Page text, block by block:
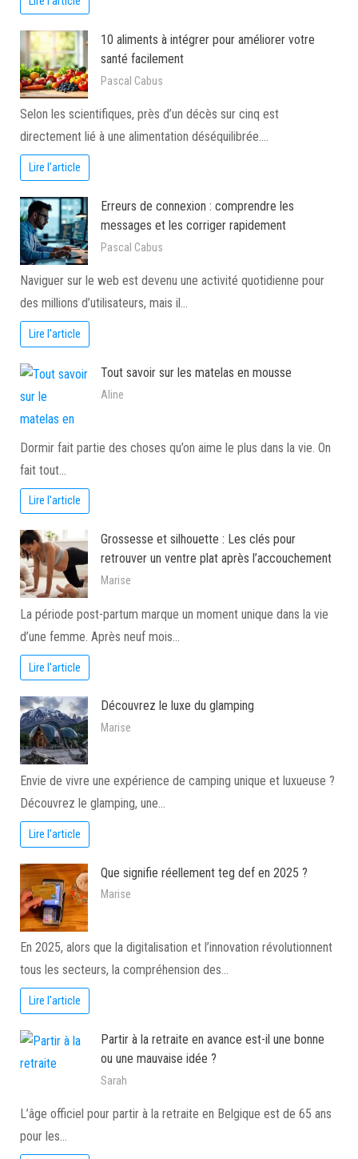
10 aliments à intégrer pour améliorer votre
santé facilement
Pascal Cabus
Selon les scientifiques, près d’un décès sur cinq est
directement lié à une alimentation déséquilibrée.…
Lire l'article
Erreurs de connexion : comprendre les
messages et les corriger rapidement
Pascal Cabus
Naviguer sur le web est devenu une activité quotidienne pour
des millions d’utilisateurs, mais il…
Lire l'article
Tout savoir sur les matelas en mousse
Aline
Dormir fait partie des choses qu’on aime le plus dans la vie. On
fait tout…
Lire l'article
Grossesse et silhouette : Les clés pour
retrouver un ventre plat après l’accouchement
Marise
La période post-partum marque un moment unique dans la vie
d’une femme. Après neuf mois…
Lire l'article
Découvrez le luxe du glamping
Marise
Envie de vivre une expérience de camping unique et luxueuse ?
Découvrez le glamping, une…
Lire l'article
Que signifie réellement teg def en 2025 ?
Marise
En 2025, alors que la digitalisation et l’innovation révolutionnent
tous les secteurs, la compréhension des…
Lire l'article
Partir à la retraite en avance est-il une bonne
ou une mauvaise idée ?
Sarah
L’âge officiel pour partir à la retraite en Belgique est de 65 ans
pour les…